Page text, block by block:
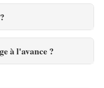
à l'avance ?